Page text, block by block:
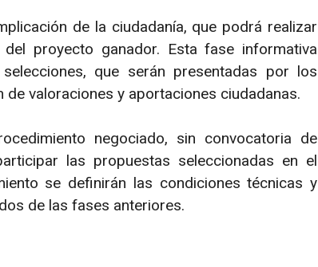
de la ciudadanía, que podrá realizar
proyecto ganador. Esta fase informativa
que serán presentadas por los
valoraciones y aportaciones ciudadanas.
negociado, sin convocatoria de
las propuestas seleccionadas en el
se definirán las condiciones técnicas y
de las fases anteriores.